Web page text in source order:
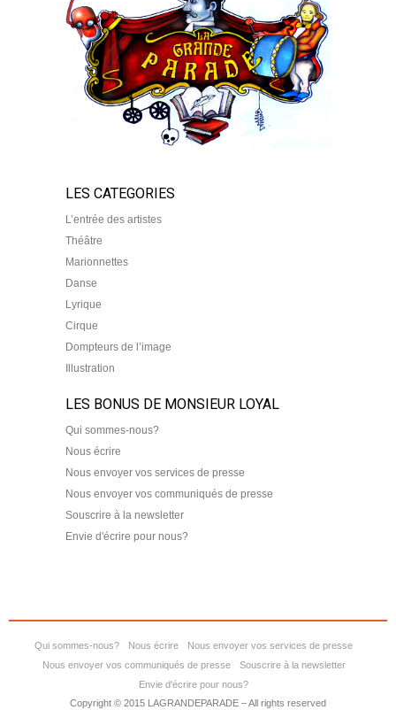
LES CATEGORIES
L’entrée des artistes
Théâtre
Marionnettes
Danse
Lyrique
Cirque
Dompteurs de l’image
Illustration
LES BONUS DE MONSIEUR LOYAL
Qui sommes-nous?
Nous écrire
Nous envoyer vos services de presse
Nous envoyer vos communiqués de presse
Souscrire à la newsletter
Envie d'écrire pour nous?
Qui sommes-nous? Nous écrire
Nous envoyer vos services de presse
Nous envoyer vos communiqués de presse
Souscrire à la newsletter
Envie d'écrire pour nous?
Copyright © 2015 LAGRANDEPARADE – All rights reserved